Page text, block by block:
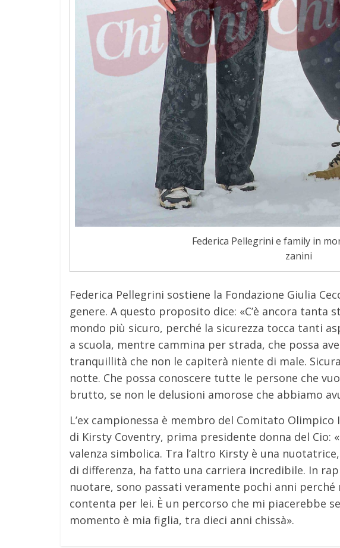
Federica Pellegrini e family in
zanini
Federica Pellegrini sostiene la Fondazione Giulia
genere. A questo proposito dice: «C’è ancora tanta
mondo più sicuro, perché la sicurezza tocca tanti
a scuola, mentre cammina per strada, che possa
tranquillità che non le capiterà niente di male.
notte. Che possa conoscere tutte le persone che
brutto, se non le delusioni amorose che abbiamo
L’ex campionessa è membro del Comitato
di Kirsty Coventry, prima presidente donna del Cio:
valenza simbolica. Tra l’altro Kirsty è una
di differenza, ha fatto una carriera incredibile. In
nuotare, sono passati veramente pochi anni
contenta per lei. È un percorso che mi piacerebbe
momento è mia figlia, tra dieci anni chissà».